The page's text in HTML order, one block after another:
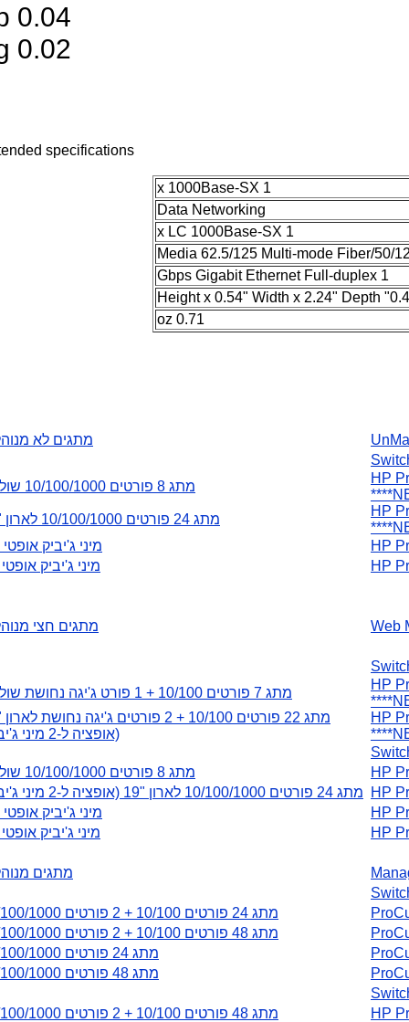
0.04 lb.
0.02 kg
Extended specifications
Data Networking
Media 62.5/125 Multi-mode Fiber/
0.71 oz
מתגים לא מנוהלים
מתג 8 פורטים 10/100/1000 שולחני
מתג 24 פורטים 10/100/1000 לארון "19
מיני ג'יביק אופטי SX
מיני ג'יביק אופטי LX
מתגים חצי מנוהלים
מתג 7 פורטים 10/100 + 1 פורט ג'יגה נחושת שולחני
מתג 22 פורטים 10/100 + 2 פורטים ג'יגה נחושת לארון "19
(אופציה ל-2 מיני ג'יביק)
מתג 8 פורטים 10/100/1000 שולחני
מתג 24 פורטים 10/100/1000 לארון "19 (אופציה ל-2 מיני ג'יביק)
מיני ג'יביק אופטי SX
מיני ג'יביק אופטי LX
מתגים מנוהלים
מתג 24 פורטים 10/100 + 2 פורטים 10/100/1000
מתג 48 פורטים 10/100 + 2 פורטים 10/100/1000
מתג 24 פורטים 10/100/1000
מתג 48 פורטים 10/100/1000
מתג 48 פורטים 10/100 + 2 פורטים 10/100/1000